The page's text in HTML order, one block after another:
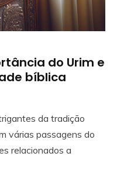
do Urim e
bíblica
da tradição
várias passagens do
relacionados a